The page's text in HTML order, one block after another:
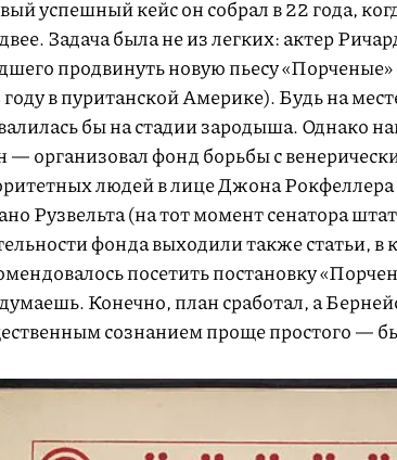
успешный кейс он собрал в 22 года,
Задача была не из легких: актер
продвинуть новую пьесу
году в пуританской Америке). Будь на
бы на стадии зародыша. Однако
— организовал фонд борьбы с
людей в лице Джона
Рузвельта (на тот момент сенатора
фонда выходили также статьи, в
посетить постановку
Конечно, план сработал, а
сознанием проще простого —